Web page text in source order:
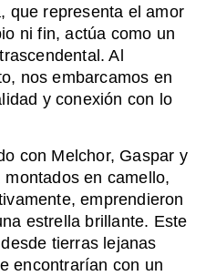
que representa el amor
ni fin, actúa como un
Al
nos embarcamos en
y conexión con lo
con Melchor, Gaspar y
en camello,
emprendieron
estrella brillante. Este
tierras lejanas
encontrarían con un